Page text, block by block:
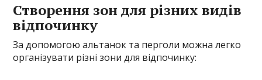
Створення зон для різних видів
відпочинку
За допомогою альтанок та перголи можна легко
організувати різні зони для відпочинку: